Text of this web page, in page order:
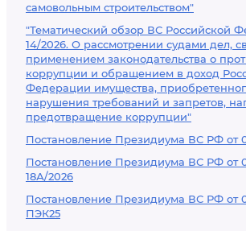
самовольным строительством"
"Тематический обзор ВС Российской
14/2026. О рассмотрении судами дел,
применением законодательства о
коррупции и обращением в доход
Федерации имущества,
нарушения требований и запретов,
предотвращение коррупции"
Постановление Президиума ВС РФ от
Постановление Президиума ВС РФ от
18А/2026
Постановление Президиума ВС РФ от
ПЭК25